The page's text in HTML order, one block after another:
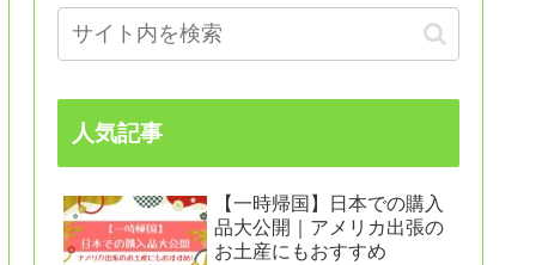
人気記事
【一時帰国】日本での購入
品大公開｜アメリカ出張の
お土産にもおすすめ